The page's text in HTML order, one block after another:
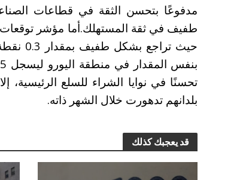
مدفوعًا بتحسن الثقة في قطاعات
طفيف في ثقة المستهلك.
بنفس المقدار في منطقة اليورو ليسجل 97.5 نقطة.
تحسنًا في نوايا الشراء للسلع الرئيسية،
بلدانهم تدهورت خلال الشهر ذاته.
قد يعجبك كذلك